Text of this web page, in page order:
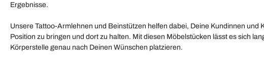
Ergebnisse.
Unsere Tattoo-Armlehnen und Beinstützen helfen dabei, Deine Kundinnen und
Position zu bringen und dort zu halten. Mit diesen Möbelstücken lässt es sich
Körperstelle genau nach Deinen Wünschen platzieren.